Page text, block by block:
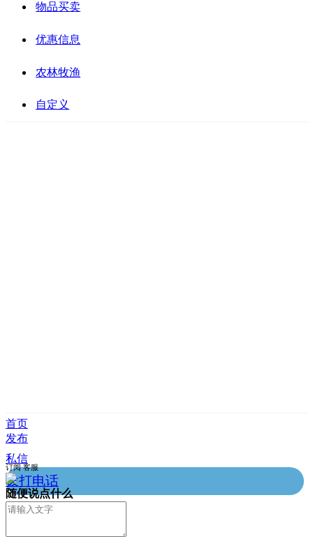
物品买卖
优惠信息
农林牧渔
自定义
首页
发布
私信
拨打电话
订阅 客服
随便说点什么